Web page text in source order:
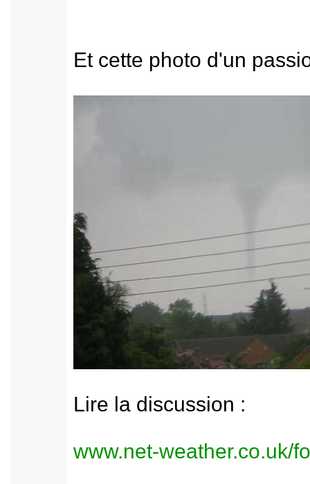
Et cette photo d'un
Lire la discussion :
www.net-weather.co.uk/